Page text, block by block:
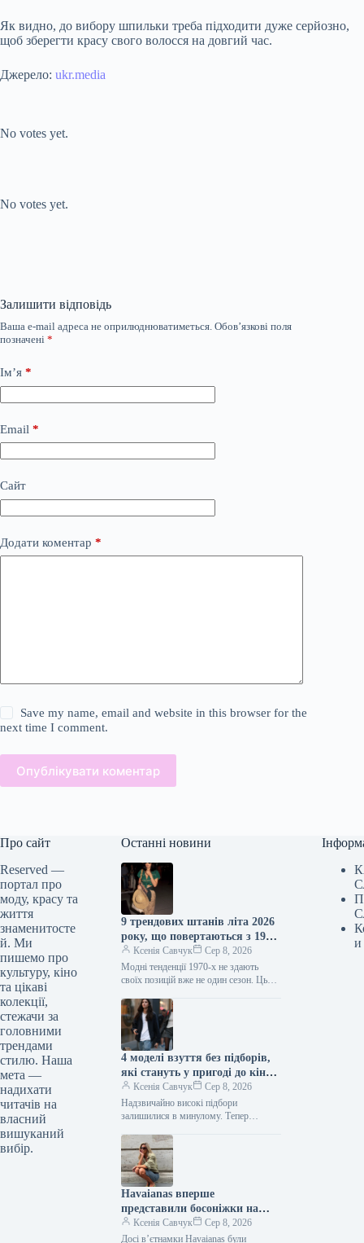
Як видно, до вибору шпильки треба підходити дуже серйозно,
щоб зберегти красу свого волосся на довгий час.
Джерело: ukr.media
No votes yet.
No votes yet.
Залишити відповідь
Ваша e-mail адреса не оприлюднюватиметься. Обов’язкові поля
позначені *
Ім’я *
Email *
Сайт
Додати коментар *
Save my name, email and website in this browser for the
next time I comment.
Опублікувати коментар
Про сайт
Reserved —
портал про
моду, красу та
життя
знаменитосте
й. Ми
пишемо про
культуру, кіно
та цікаві
колекції,
стежачи за
головними
трендами
стилю. Наша
мета —
надихати
читачів на
власний
вишуканий
вибір.
Останні новини
9 трендових штанів літа 2026
року, що повертаються з 1970-
х
Ксенія Савчук
Сер 8, 2026
Модні тенденції 1970-х не здають
своїх позицій вже не один сезон. Цього
фасони, характерні…
4 моделі взуття без підборів,
які стануть у пригоді до кінця
літаКсенія Савчук
Сер 8, 2026
Надзвичайно високі підбори
залишилися в минулому. Тепер
взуття без підборів: від балеток до
мюлів. Найстильніші жінки…
Havaianas вперше
представили босоніжки на
підборах — і це
найнеочікуваніше взуття 2027
Ксенія Савчук
Сер 8, 2026
Досі вʼєтнамки Havaianas були
и